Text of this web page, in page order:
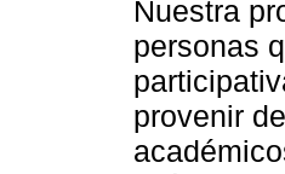
Nuestra
personas
provenir